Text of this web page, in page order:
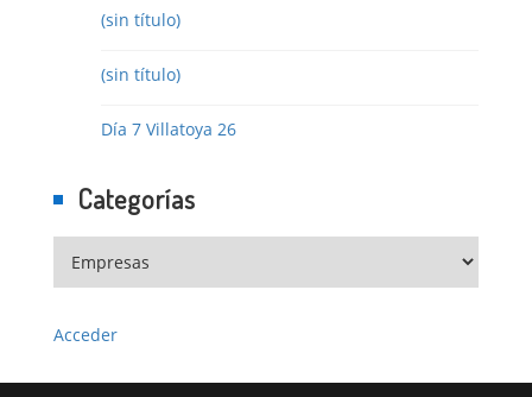
(sin título)
(sin título)
Día 7 Villatoya 26
Categorías
Acceder